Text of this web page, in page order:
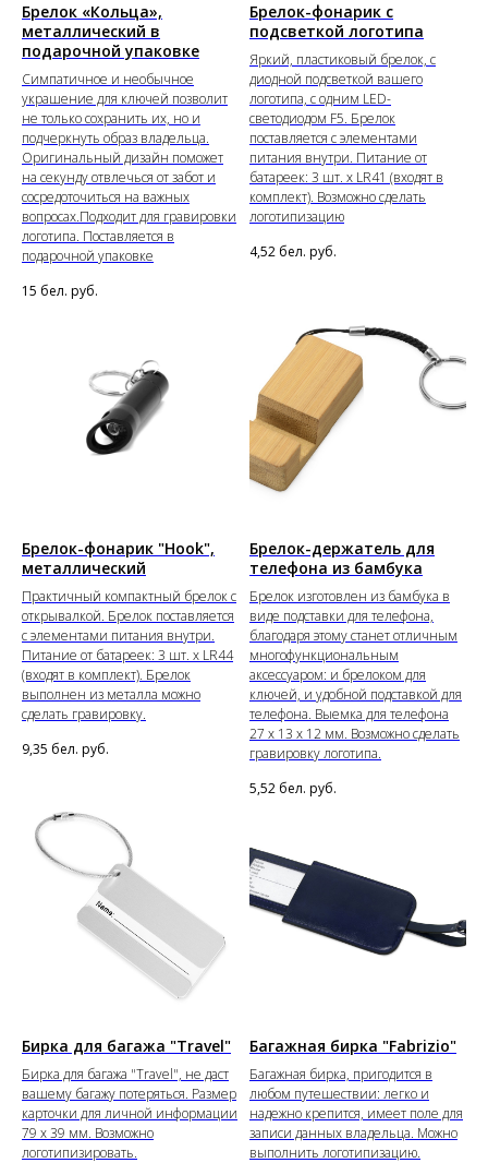
Брелок «Кольца»,
металлический в
подарочной упаковке
Симпатичное и необычное
украшение для ключей позволит
не только сохранить их, но и
подчеркнуть образ владельца.
Оригинальный дизайн поможет
на секунду отвлечься от забот и
сосредоточиться на важных
вопросах.Подходит для гравировки
логотипа. Поставляется в
подарочной упаковке
15 бел. руб.
Брелок-фонарик с
подсветкой логотипа
Яркий, пластиковый брелок, с
диодной подсветкой вашего
логотипа, с одним LED-
светодиодом F5. Брелок
поставляется с элементами
питания внутри. Питание от
батареек: 3 шт. х LR41 (входят в
комплект). Возможно сделать
логотипизацию
4,52 бел. руб.
Брелок-фонарик "Hook",
металлический
Практичный компактный брелок с
открывалкой. Брелок поставляется
с элементами питания внутри.
Питание от батареек: 3 шт. х LR44
(входят в комплект). Брелок
выполнен из металла можно
сделать гравировку.
9,35 бел. руб.
Брелок-держатель для
телефона из бамбука
Брелок изготовлен из бамбука в
виде подставки для телефона,
благодаря этому станет отличным
многофункциональным
аксессуаром: и брелоком для
ключей, и удобной подставкой для
телефона. Выемка для телефона
27 х 13 х 12 мм. Возможно сделать
гравировку логотипа.
5,52 бел. руб.
Бирка для багажа "Travel"
Бирка для багажа "Travel", не даст
вашему багажу потеряться. Размер
карточки для личной информации
79 х 39 мм. Возможно
логотипизировать.
Багажная бирка "Fabrizio"
Багажная бирка, пригодится в
любом путешествии: легко и
надежно крепится, имеет поле для
записи данных владельца. Можно
выполнить логотипизацию.